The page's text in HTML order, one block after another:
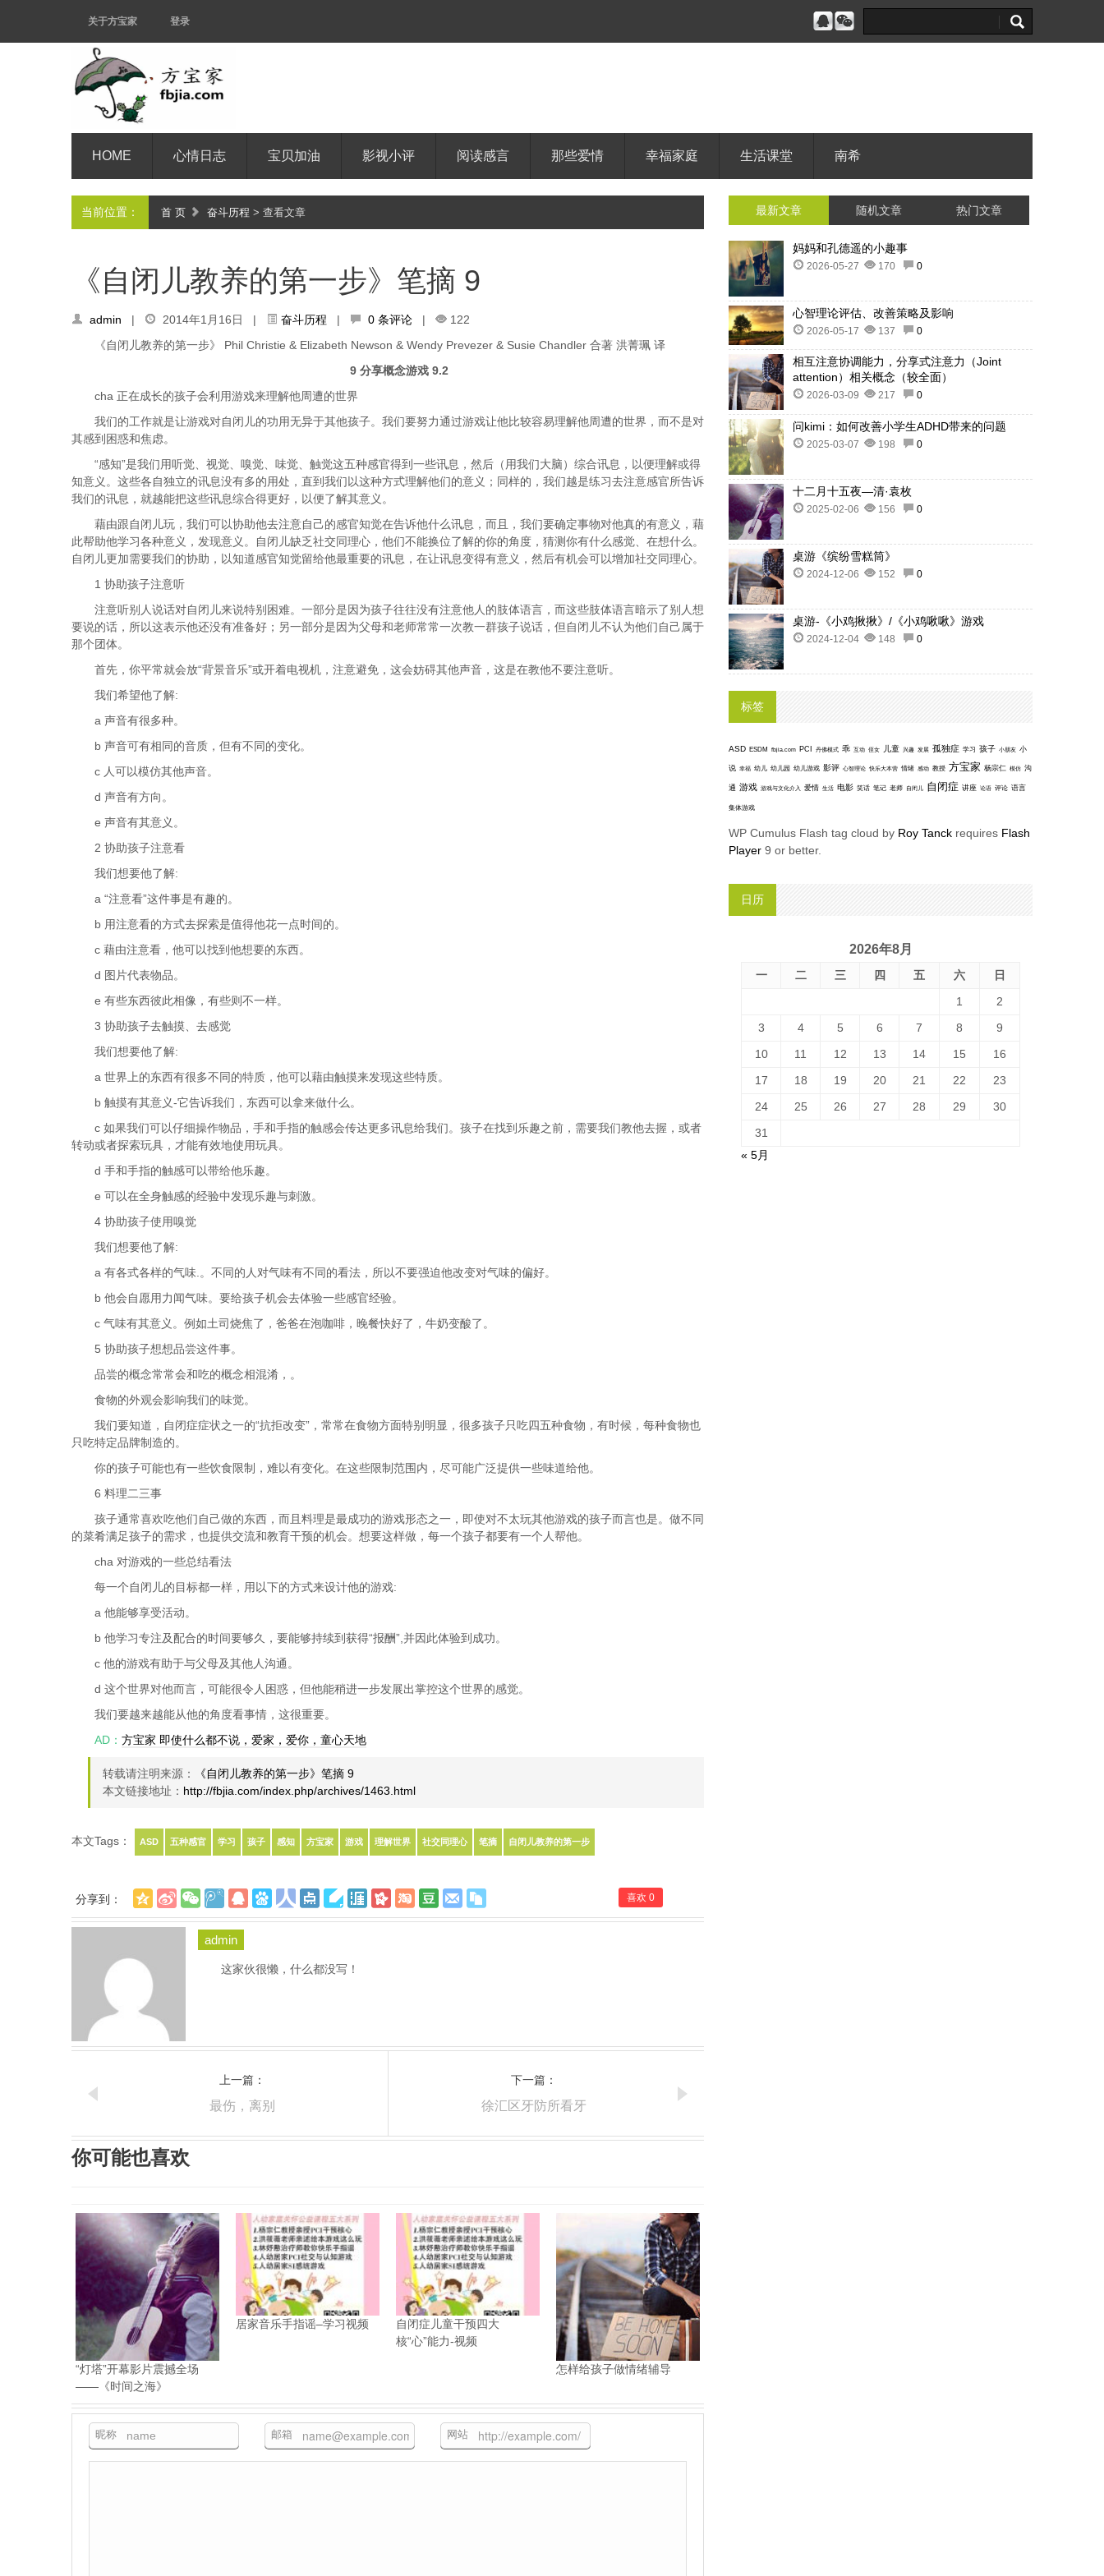
关于方宝家 登录
HOME 心情日志 宝贝加油 影视小评 阅读感言 那些爱情 幸福家庭 生活课堂 南希
当前位置： 首 页 奋斗历程 > 查看文章
《自闭儿教养的第一步》笔摘 9
admin | 2014年1月16日 | 奋斗历程 | 0 条评论 |
122
《自闭儿教养的第一步》 Phil Christie & Elizabeth Newson & Wendy Prevezer & Susie Chandler 合著 洪菁珮 译
9 分享概念游戏 9.2
cha 正在成长的孩子会利用游戏来理解他周遭的世界
我们的工作就是让游戏对自闭儿的功用无异于其他孩子。我们要努力通过游戏让他比较容易理解他周遭的世界，而不是对
其感到困惑和焦虑。
“感知”是我们用听觉、视觉、嗅觉、味觉、触觉这五种感官得到一些讯息，然后（用我们大脑）综合讯息，以便理解或得
知意义。这些各自独立的讯息没有多的用处，直到我们以这种方式理解他们的意义；同样的，我们越是练习去注意感官所告诉
我们的讯息，就越能把这些讯息综合得更好，以便了解其意义。
藉由跟自闭儿玩，我们可以协助他去注意自己的感官知觉在告诉他什么讯息，而且，我们要确定事物对他真的有意义，藉
此帮助他学习各种意义，发现意义。自闭儿缺乏社交同理心，他们不能换位了解的你的角度，猜测你有什么感觉、在想什么。
自闭儿更加需要我们的协助，以知道感官知觉留给他最重要的讯息，在让讯息变得有意义，然后有机会可以增加社交同理心。
1 协助孩子注意听
注意听别人说话对自闭儿来说特别困难。一部分是因为孩子往往没有注意他人的肢体语言，而这些肢体语言暗示了别人想
要说的话，所以这表示他还没有准备好；另一部分是因为父母和老师常常一次教一群孩子说话，但自闭儿不认为他们自己属于
那个团体。
首先，你平常就会放“背景音乐”或开着电视机，注意避免，这会妨碍其他声音，这是在教他不要注意听。
我们希望他了解:
a 声音有很多种。
b 声音可有相同的音质，但有不同的变化。
c 人可以模仿其他声音。
d 声音有方向。
e 声音有其意义。
2 协助孩子注意看
我们想要他了解:
a “注意看”这件事是有趣的。
b 用注意看的方式去探索是值得他花一点时间的。
c 藉由注意看，他可以找到他想要的东西。
d 图片代表物品。
e 有些东西彼此相像，有些则不一样。
3 协助孩子去触摸、去感觉
我们想要他了解:
a 世界上的东西有很多不同的特质，他可以藉由触摸来发现这些特质。
b 触摸有其意义-它告诉我们，东西可以拿来做什么。
c 如果我们可以仔细操作物品，手和手指的触感会传达更多讯息给我们。孩子在找到乐趣之前，需要我们教他去握，或者
转动或者探索玩具，才能有效地使用玩具。
d 手和手指的触感可以带给他乐趣。
e 可以在全身触感的经验中发现乐趣与刺激。
4 协助孩子使用嗅觉
我们想要他了解:
a 有各式各样的气味.。不同的人对气味有不同的看法，所以不要强迫他改变对气味的偏好。
b 他会自愿用力闻气味。要给孩子机会去体验一些感官经验。
c 气味有其意义。例如土司烧焦了，爸爸在泡咖啡，晚餐快好了，牛奶变酸了。
5 协助孩子想想品尝这件事。
品尝的概念常常会和吃的概念相混淆，。
食物的外观会影响我们的味觉。
我们要知道，自闭症症状之一的“抗拒改变”，常常在食物方面特别明显，很多孩子只吃四五种食物，有时候，每种食物也
只吃特定品牌制造的。
你的孩子可能也有一些饮食限制，难以有变化。在这些限制范围内，尽可能广泛提供一些味道给他。
6 料理二三事
孩子通常喜欢吃他们自己做的东西，而且料理是最成功的游戏形态之一，即使对不太玩其他游戏的孩子而言也是。做不同
的菜肴满足孩子的需求，也提供交流和教育干预的机会。想要这样做，每一个孩子都要有一个人帮他。
cha 对游戏的一些总结看法
每一个自闭儿的目标都一样，用以下的方式来设计他的游戏:
a 他能够享受活动。
b 他学习专注及配合的时间要够久，要能够持续到获得“报酬”,并因此体验到成功。
c 他的游戏有助于与父母及其他人沟通。
d 这个世界对他而言，可能很令人困惑，但他能稍进一步发展出掌控这个世界的感觉。
我们要越来越能从他的角度看事情，这很重要。
AD： 方宝家 即使什么都不说，爱家，爱你，童心天地
转载请注明来源：
《自闭儿教养的第一步》笔摘 9
本文链接地址： http://fbjia.com/index.php/archives/1463.html
本文Tags： ASD 五种感官 学习 孩子 感知 方宝家 游戏 理解世界 社交同理心 笔摘 自闭儿教养的第一步
分享到： 喜欢 0
admin
这家伙很懒，什么都没写！
上一篇：
最伤，离别
下一篇：
徐汇区牙防所看牙
你可能也喜欢
“灯塔”开幕影片震撼全场
——《时间之海》
居家音乐手指谣–学习视频
自闭症儿童干预四大
核“心”能力-视频
怎样给孩子做情绪辅导
昵称 邮箱 网站
最新文章 随机文章 热门文章
妈妈和孔德遥的小趣事
2026-05-27 170 0
心智理论评估、改善策略及影响
2026-05-17 137 0
相互注意协调能力，分享式注意力（Joint
attention）相关概念（较全面）
2026-03-09 217 0
问kimi：如何改善小学生ADHD带来的问题
2025-03-07 198 0
十二月十五夜—清·袁枚
2025-02-06 156 0
桌游《缤纷雪糕筒》
2024-12-06 152 0
桌游-《小鸡揪揪》/《小鸡啾啾》游戏
2024-12-04 148 0
标签
ASD ESDM fbjia.com PCI 丹佛模式 乖 互动 侄女 儿童 兴趣 发展 孤独症 学习 孩子 小朋友 小
说 幸福 幼儿 幼儿园 幼儿游戏 影评 心智理论 快乐大本营 情绪 感动 教授 方宝家 杨宗仁 模仿 沟
通 游戏 游戏与文化介入 爱情 生活 电影 笑话 笔记 老师 自闭儿 自闭症 讲座 论语 评论 语言
集体游戏
WP Cumulus Flash tag cloud by Roy Tanck requires Flash
Player 9 or better.
日历
2026年8月
一 二 三 四 五 六
日
1
2
3
4 5 6 7 8
9
10
11 12 13 14 15
16
17
18 19 20 21 22
23
24
25 26 27 28 29
30
31
« 5月